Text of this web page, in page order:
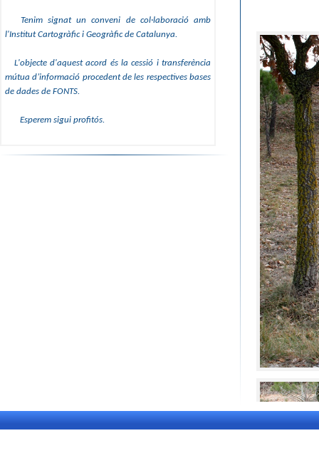
Tenim signat un conveni de col·laboració amb
l'Institut Cartogràfic i Geogràfic de Catalunya.
L'objecte d'aquest acord és la cessió i transferència
mútua d’informació procedent de les respectives bases
de dades de FONTS.
Esperem sigui profitós.